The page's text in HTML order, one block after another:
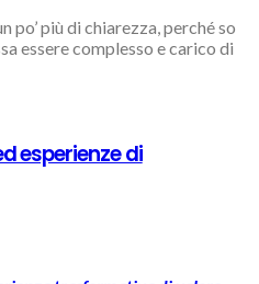
po’ più di chiarezza, perché so
essere complesso e carico di
esperienze di